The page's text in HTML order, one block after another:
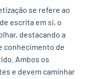
se refere ao
escrita em si, o
destacando a
conhecimento de
Ambos os
e devem caminhar